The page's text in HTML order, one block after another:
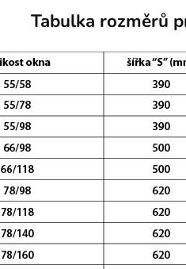
Tabulka rozměrů